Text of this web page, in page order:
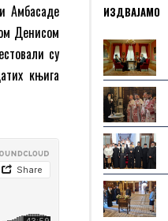
Амбасаде
Денисом
су
књига
ИЗДВАЈАМО